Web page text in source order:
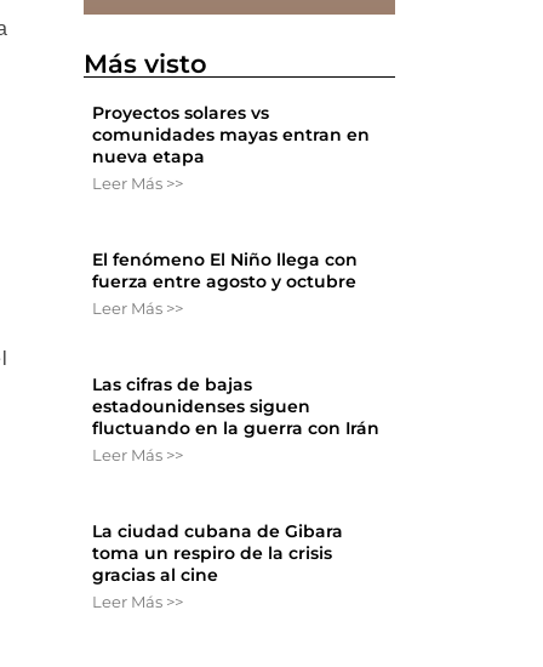
Más visto
Proyectos solares vs
comunidades mayas entran en
nueva etapa
Leer Más >>
El fenómeno El Niño llega con
fuerza entre agosto y octubre
Leer Más >>
Las cifras de bajas
estadounidenses siguen
fluctuando en la guerra con Irán
Leer Más >>
La ciudad cubana de Gibara
toma un respiro de la crisis
gracias al cine
Leer Más >>